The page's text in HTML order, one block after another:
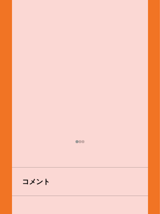
舞
コメント